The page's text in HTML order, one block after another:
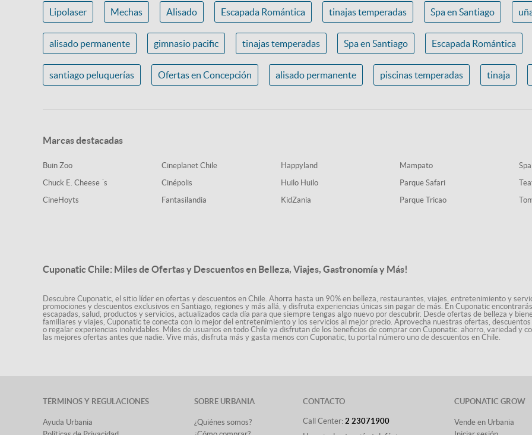
Lipolaser Mechas Alisado Escapada Romántica tinajas temperadas Spa en Santiago
alisado permanente gimnasio pacific tinajas temperadas Spa en Santiago Escapada Romántica
santiago peluquerías Ofertas en Concepción alisado permanente piscinas temperadas tinaja
Marcas destacadas
Buin Zoo
Chuck E. Cheese ´s
CineHoyts
Cineplanet Chile
Cinépolis
Fantasilandia
Happyland
Huilo Huilo
KidZania
Mampato
Parque Safari
Parque Tricao
Cuponatic Chile: Miles de Ofertas y Descuentos en Belleza, Viajes, Gastronomía y Más!
Descubre Cuponatic, el sitio líder en ofertas y descuentos en Chile. Ahorra hasta un 90% en belleza, restaurantes, viajes, entretenimiento y
promociones y descuentos exclusivos en Santiago, regiones y más allá, y disfruta experiencias únicas sin pagar de más. En Cuponatic
escapadas, salud, productos y servicios, actualizados cada día para que siempre tengas algo nuevo por descubrir. Desde ofertas de belleza y
familiares y viajes, Cuponatic te conecta con lo mejor del entretenimiento y los servicios al mejor precio. Aprovecha nuestras ofertas,
o regalar experiencias inolvidables. Miles de usuarios en todo Chile ya disfrutan de los beneficios de comprar con Cuponatic: ahorro, variedad y
las mejores ofertas antes que nadie. Vive más, disfruta más y gasta menos con Cuponatic, tu portal número uno de descuentos en Chile.
TÉRMINOS Y REGULACIONES
Ayuda Urbania
SOBRE URBANIA
¿Quiénes somos?
CONTACTO
Call Center: 2 23071900
CUPONATIC GROW
Vende en Urbania